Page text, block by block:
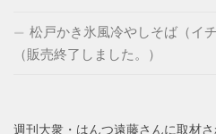
松戸かき氷風冷やしそば（イ
（販売終了しました。）
週刊大衆・はんつ遠藤さんに取材